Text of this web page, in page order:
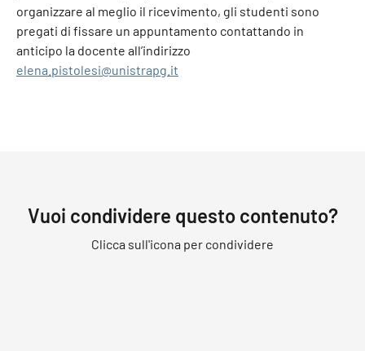
organizzare al meglio il ricevimento, gli studenti sono
pregati di fissare un appuntamento contattando in
anticipo la docente all’indirizzo
elena.pistolesi@unistrapg.it
Vuoi condividere questo contenuto?
Clicca sull'icona per condividere